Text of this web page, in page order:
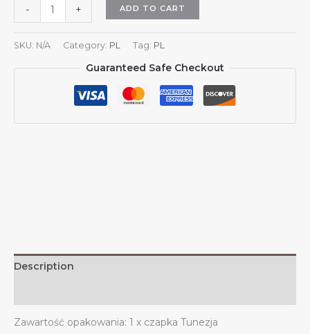
-
z
herbem
Tunezji
Czapki
Hat
quantity
+ ADD TO CART
SKU: N/A Category: PL Tag: PL
Guaranteed Safe Checkout
Description
Zawartość opakowania: 1 x czapka Tunezja